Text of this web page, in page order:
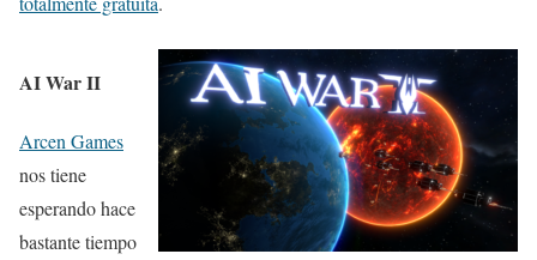
AI War II
Arcen Games
nos tiene
esperando hace
bastante tiempo